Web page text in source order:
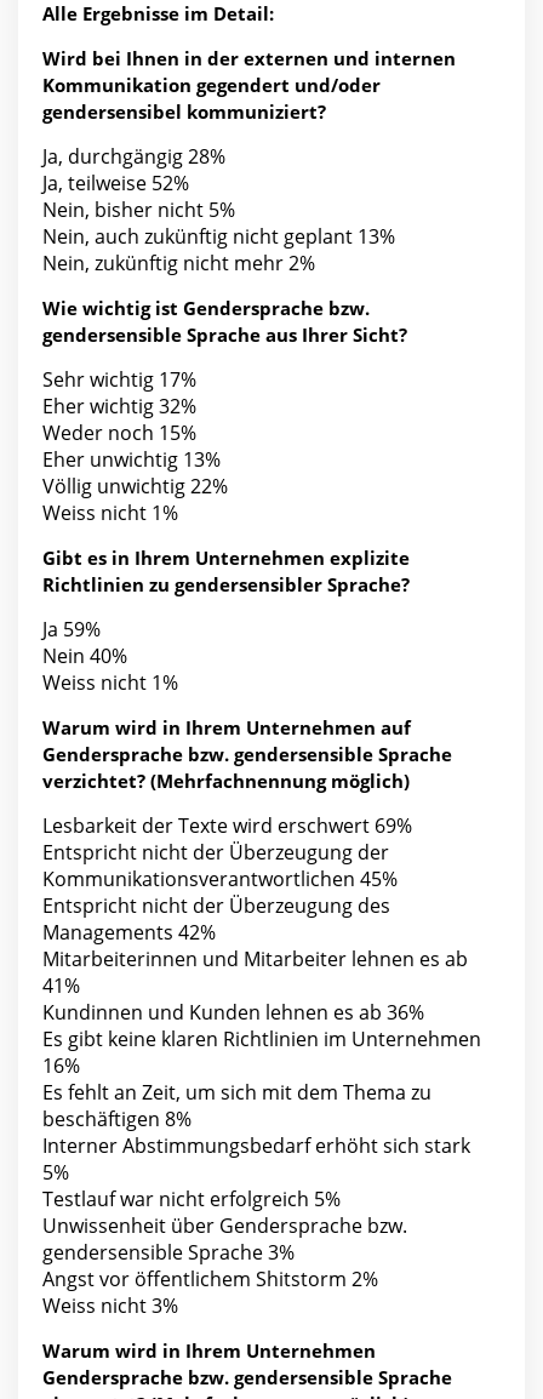
Alle Ergebnisse im Detail:
Wird bei Ihnen in der externen und internen
Kommunikation gegendert und/oder
gendersensibel kommuniziert?
Ja, durchgängig 28%
Ja, teilweise 52%
Nein, bisher nicht 5%
Nein, auch zukünftig nicht geplant 13%
Nein, zukünftig nicht mehr 2%
Wie wichtig ist Gendersprache bzw.
gendersensible Sprache aus Ihrer Sicht?
Sehr wichtig 17%
Eher wichtig 32%
Weder noch 15%
Eher unwichtig 13%
Völlig unwichtig 22%
Weiss nicht 1%
Gibt es in Ihrem Unternehmen explizite
Richtlinien zu gendersensibler Sprache?
Ja 59%
Nein 40%
Weiss nicht 1%
Warum wird in Ihrem Unternehmen auf
Gendersprache bzw. gendersensible Sprache
verzichtet? (Mehrfachnennung möglich)
Lesbarkeit der Texte wird erschwert 69%
Entspricht nicht der Überzeugung der
Kommunikationsverantwortlichen 45%
Entspricht nicht der Überzeugung des
Managements 42%
Mitarbeiterinnen und Mitarbeiter lehnen es ab
41%
Kundinnen und Kunden lehnen es ab 36%
Es gibt keine klaren Richtlinien im Unternehmen
16%
Es fehlt an Zeit, um sich mit dem Thema zu
beschäftigen 8%
Interner Abstimmungsbedarf erhöht sich stark
5%
Testlauf war nicht erfolgreich 5%
Unwissenheit über Gendersprache bzw.
gendersensible Sprache 3%
Angst vor öffentlichem Shitstorm 2%
Weiss nicht 3%
Warum wird in Ihrem Unternehmen
Gendersprache bzw. gendersensible Sprache